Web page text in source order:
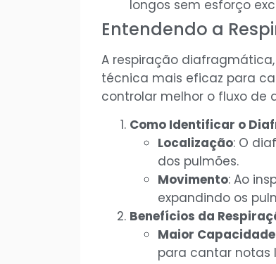
longos sem esforço
Entendendo a
A respiração
técnica mais eficaz para
controlar melhor o fluxo de
Como Identificar o
Localização: O
dos pulmões.
Movimento: Ao
expandindo os
Benefícios da
Maior
para cantar notas